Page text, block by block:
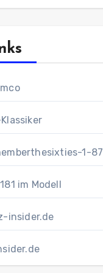
1-87
im Modell
insider.de